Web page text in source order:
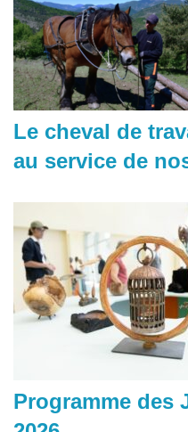
Le cheval de
au service de
Programme des